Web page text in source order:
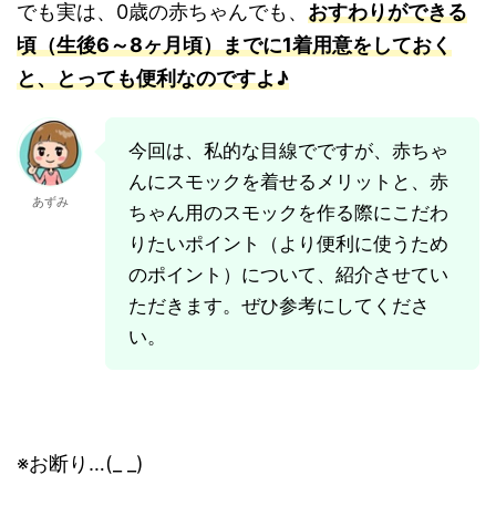
でも実は、0歳の赤ちゃんでも、 おすわりができる
頃（生後6～8ヶ月頃）までに1着用意をしておく
と、とっても便利なのですよ♪
あずみ
今回は、私的な目線でですが、赤ちゃ
んにスモックを着せるメリットと、赤
ちゃん用のスモックを作る際にこだわ
りたいポイント（より便利に使うため
のポイント）について、紹介させてい
ただきます。ぜひ参考にしてくださ
い。
※お断り…(_ _)